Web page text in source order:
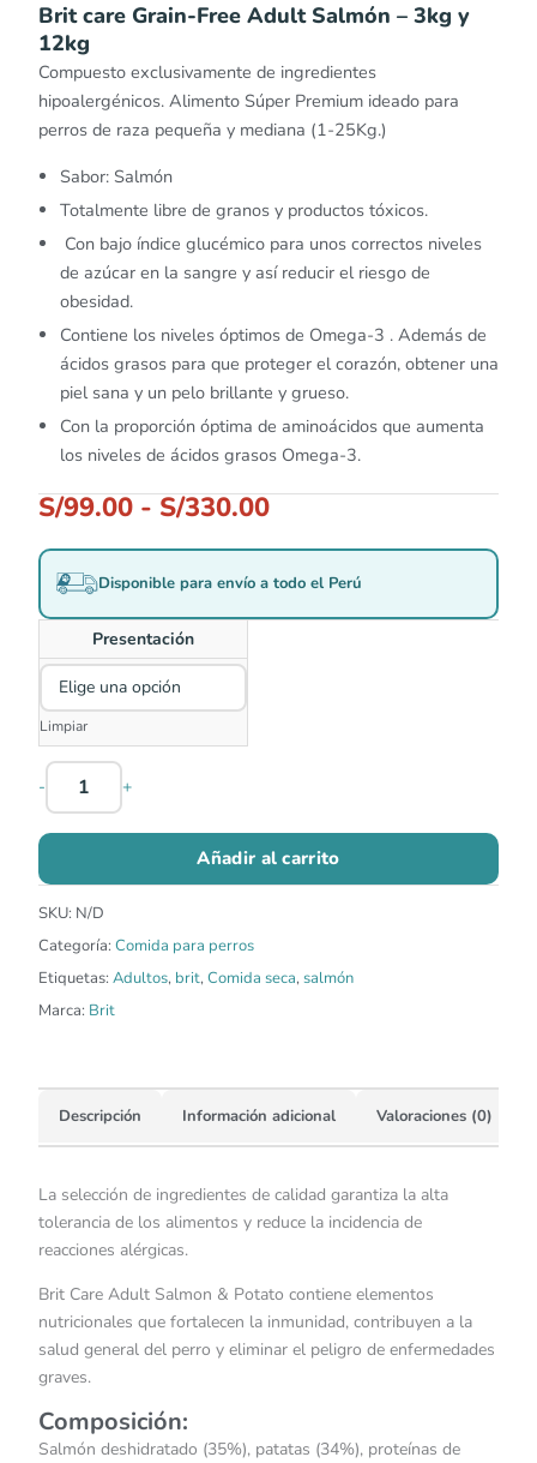
Brit care Grain-Free Adult Salmón – 3kg y
12kg
Compuesto exclusivamente de ingredientes
hipoalergénicos. Alimento Súper Premium ideado para
perros de raza pequeña y mediana (1-25Kg.)
Sabor: Salmón
Totalmente libre de granos y productos tóxicos.
Con bajo índice glucémico para unos correctos niveles
de azúcar en la sangre y así reducir el riesgo de
obesidad.
Contiene los niveles óptimos de Omega-3 . Además de
ácidos grasos para que proteger el corazón, obtener una
piel sana y un pelo brillante y grueso.
Con la proporción óptima de aminoácidos que aumenta
los niveles de ácidos grasos Omega-3.
S/99.00 - S/330.00
Disponible para envío a todo el Perú
Presentación
Limpiar
- +
Añadir al carrito
SKU: N/D
Categoría: Comida para perros
Etiquetas: Adultos, brit,Comida seca,salmón
Marca: Brit
Descripción Información adicional Valoraciones (0)
La selección de ingredientes de calidad garantiza la alta
tolerancia de los alimentos y reduce la incidencia de
reacciones alérgicas.
Brit Care Adult Salmon & Potato contiene elementos
nutricionales que fortalecen la inmunidad, contribuyen a la
salud general del perro y eliminar el peligro de enfermedades
graves.
Composición:
Salmón deshidratado (35%), patatas (34%), proteínas de